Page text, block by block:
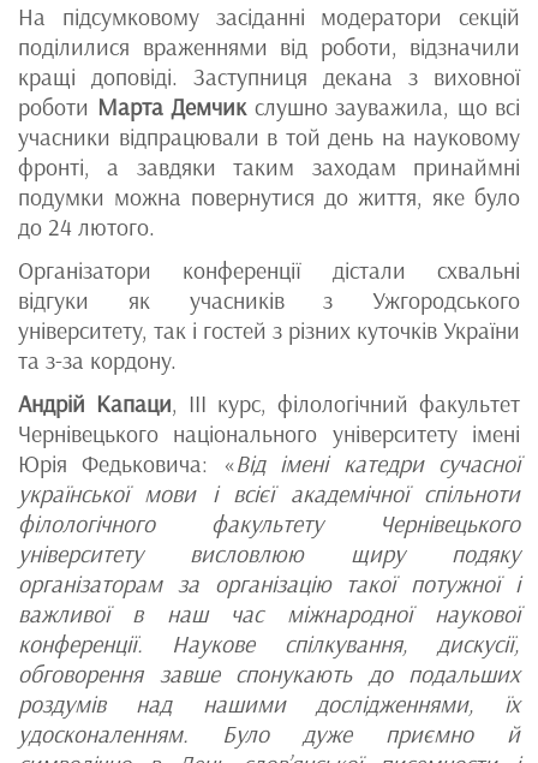
На підсумковому засіданні модератори секцій
поділилися враженнями від роботи, відзначили
кращі доповіді. Заступниця декана з виховної
роботи Марта Демчик слушно зауважила, що всі
учасники відпрацювали в той день на науковому
фронті, а завдяки таким заходам принаймні
подумки можна повернутися до життя, яке було
до 24 лютого.
Організатори конференції дістали схвальні
відгуки як учасників з Ужгородського
університету, так і гостей з різних куточків України
та з-за кордону.
Андрій Капаци, ІІІ курс, філологічний факультет
Чернівецького національного університету імені
Юрія Федьковича: «Від імені катедри сучасної
української мови і всієї академічної спільноти
філологічного факультету Чернівецького
університету висловлюю щиру подяку
організаторам за організацію такої потужної і
важливої в наш час міжнародної наукової
конференції. Наукове спілкування, дискусії,
обговорення завше спонукають до подальших
роздумів над нашими дослідженнями, їх
удосконаленням. Було дуже приємно й